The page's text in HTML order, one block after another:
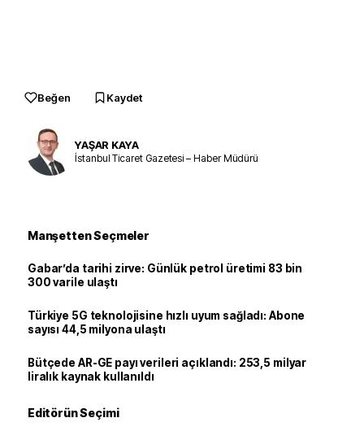
Beğen Kaydet
YAŞAR KAYA
İstanbul Ticaret Gazetesi – Haber Müdürü
Manşetten Seçmeler
Gabar’da tarihi zirve: Günlük petrol üretimi 83 bin
300 varile ulaştı
Türkiye 5G teknolojisine hızlı uyum sağladı: Abone
sayısı 44,5 milyona ulaştı
Bütçede AR-GE payı verileri açıklandı: 253,5 milyar
liralık kaynak kullanıldı
Editörün Seçimi